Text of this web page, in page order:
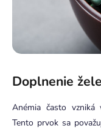
Doplnenie
Anémia často vzniká
Tento prvok sa